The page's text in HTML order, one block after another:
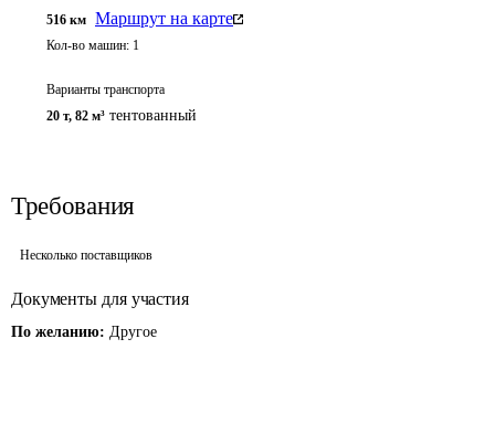
516 км Маршрут на карте
Кол-во машин: 1
Варианты транспорта
20 т, 82 м³ тентованный
Требования
Несколько поставщиков
Документы для участия
По желанию: Другое